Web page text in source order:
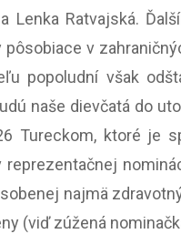
Lenka Ratvajská.
v
popoludní však
naše dievčatá do
Tureckom, ktoré je
najmä
(viď zúžená